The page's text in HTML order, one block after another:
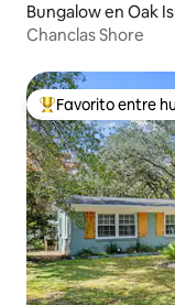
Bungalow en Oak
Chanclas Shore
De los mejores en
Favorito entre